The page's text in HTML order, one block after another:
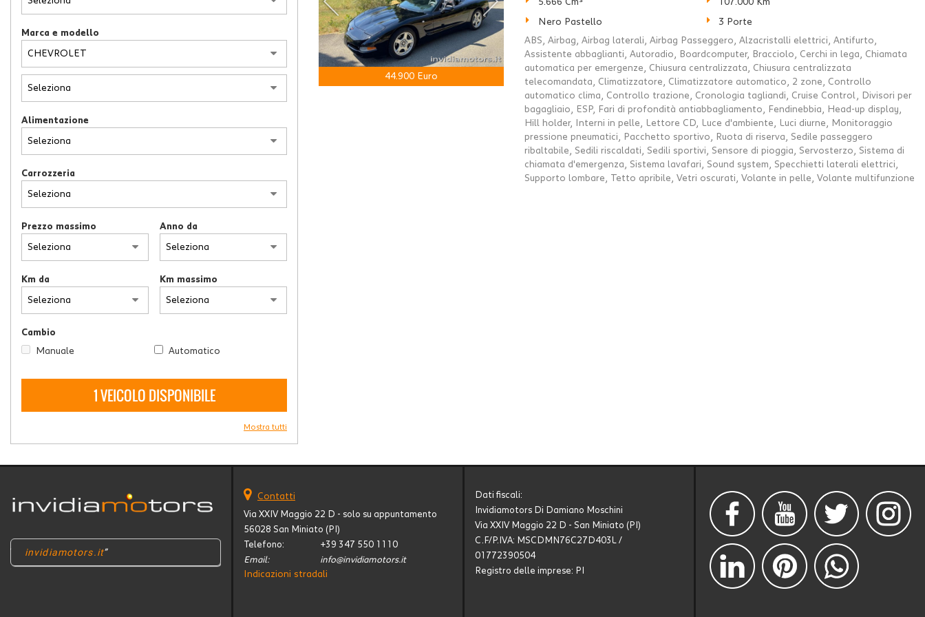
Marca e modello
Alimentazione
Carrozzeria
Prezzo massimo Anno da
Km da Km massimo
Cambio
Manuale
Automatico
1 VEICOLO DISPONIBILE
Mostra tutti
44.900 Euro
5.666 Cm³ 107.000 Km
Nero Pastello
3 Porte
ABS, Airbag, Airbag laterali, Airbag Passeggero, Alzacristalli elettrici, Antifurto,
Assistente abbaglianti, Autoradio, Boardcomputer, Bracciolo, Cerchi in lega, Chiamata
automatica per emergenze, Chiusura centralizzata, Chiusura centralizzata
telecomandata, Climatizzatore, Climatizzatore automatico, 2 zone, Controllo
automatico clima, Controllo trazione, Cronologia tagliandi, Cruise Control, Divisori per
bagagliaio, ESP, Fari di profondità antiabbagliamento, Fendinebbia, Head-up display,
Hill holder, Interni in pelle, Lettore CD, Luce d'ambiente, Luci diurne, Monitoraggio
pressione pneumatici, Pacchetto sportivo, Ruota di riserva, Sedile passeggero
ribaltabile, Sedili riscaldati, Sedili sportivi, Sensore di pioggia, Servosterzo, Sistema di
chiamata d'emergenza, Sistema lavafari, Sound system, Specchietti laterali elettrici,
Supporto lombare, Tetto apribile, Vetri oscurati, Volante in pelle, Volante multifunzione
invidiamotors.it
Contatti
Via XXIV Maggio 22 D - solo su appuntamento
56028 San Miniato (PI)
Telefono:
+39 347 550 1110
Email:
info@invidiamotors.it
Indicazioni stradali
Dati fiscali:
Invidiamotors Di Damiano Moschini
Via XXIV Maggio 22 D - San Miniato (PI)
C.F/P.IVA: MSCDMN76C27D403L /
01772390504
Registro delle imprese: PI